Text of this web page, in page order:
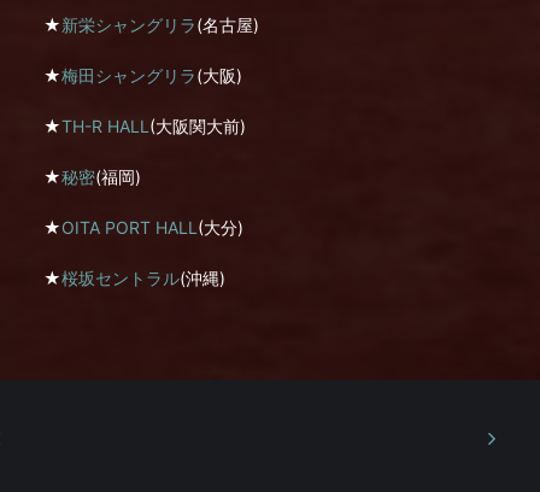
★新栄シャングリラ(名古屋)
★梅田シャングリラ(大阪)
★TH-R HALL (大阪関大前)
★秘密(福岡)
★OITA PORT HALL (大分)
★桜坂セントラル(沖縄)